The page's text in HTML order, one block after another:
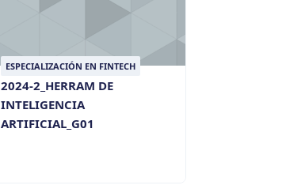
ESPECIALIZACIÓN EN FINTECH
2024-2_HERRAM DE
INTELIGENCIA
ARTIFICIAL_G01